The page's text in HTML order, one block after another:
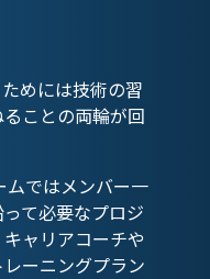
めには技術の習
ことの両輪が回
ムではメンバー一
て必要なプロジ
ャリアコーチや
ーニングプラン